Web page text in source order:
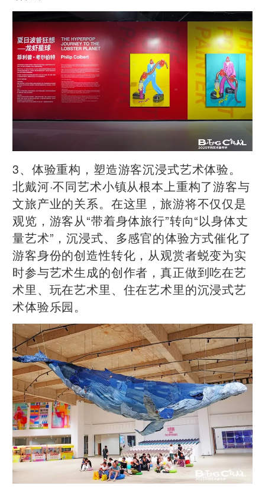
3、体验重构，塑造游客沉浸式艺术体验。
北戴河·不同艺术小镇从根本上重构了游客与
文旅产业的关系。在这里，旅游将不仅仅是
观览，游客从“带着身体旅行”转向“以身体丈
量艺术”，沉浸式、多感官的体验方式催化了
游客身份的创造性转化，从观赏者蜕变为实
时参与艺术生成的创作者，真正做到吃在艺
术里、玩在艺术里、住在艺术里的沉浸式艺
术体验乐园。